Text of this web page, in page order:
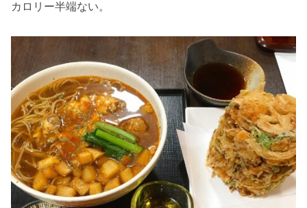
カロリー半端ない。